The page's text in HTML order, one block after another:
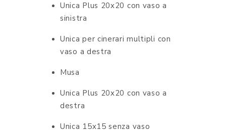
Unica Plus 20x20 con vaso a
sinistra
Unica per cinerari multipli con
vaso a destra
Musa
Unica Plus 20x20 con vaso a
destra
Unica 15x15 senza vaso